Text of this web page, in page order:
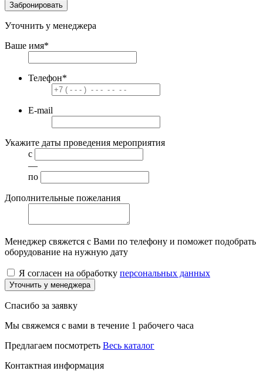
Забронировать
Уточнить у менеджера
Ваше имя*
Телефон*
E-mail
Укажите даты проведения мероприятия
с
—
по
Дополнительные пожелания
Менеджер свяжется с Вами по телефону и поможет подобрать
оборудование на нужную дату
Я согласен на обработку персональных данных
Уточнить у менеджера
Спасибо за заявку
Мы свяжемся с вами в течение 1 рабочего часа
Предлагаем посмотреть Весь каталог
Контактная информация